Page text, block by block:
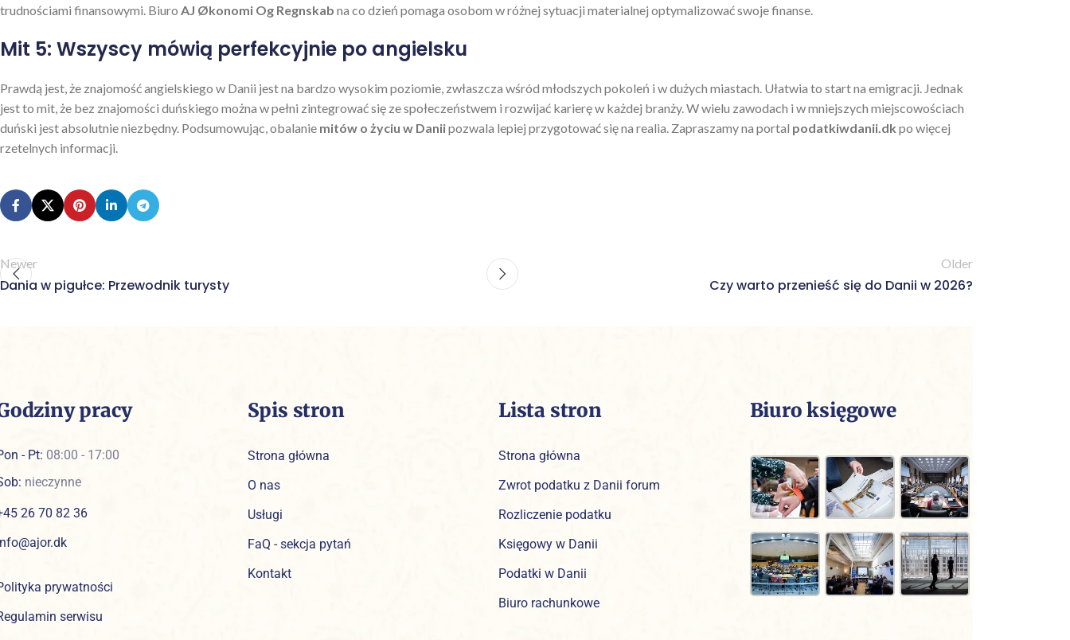
trudnościami finansowymi. Biuro AJ Økonomi Og Regnskab na co dzień pomaga osobom w różnej sytuacji materialnej optymalizować swoje finanse.
Mit 5: Wszyscy mówią perfekcyjnie po angielsku
Prawdą jest, że znajomość angielskiego w Danii jest na bardzo wysokim poziomie, zwłaszcza wśród młodszych pokoleń i w dużych miastach. Ułatwia to start na emigracji. Jednak
jest to mit, że bez znajomości duńskiego można w pełni zintegrować się ze społeczeństwem i rozwijać karierę w każdej branży. W wielu zawodach i w mniejszych miejscowościach
duński jest absolutnie niezbędny. Podsumowując, obalanie mitów o życiu w Daniipozwala lepiej przygotować się na realia. Zapraszamy na portal podatkiwdanii.dk po więcej
rzetelnych informacji.
Newer
Dania w pigułce: Przewodnik turysty
Older
Czy warto przenieść się do Danii w 2026?
pracy
- Pt: 08:00 - 17:00
nieczynne
26 70 82 36
prywatności
serwisu
Spis stron
Strona główna
O nas
Usługi
FaQ - sekcja pytań
Kontakt
Lista stron
Strona główna
Zwrot podatku z Danii forum
Rozliczenie podatku
Księgowy w Danii
Podatki w Danii
Biuro rachunkowe
Biuro księgowe